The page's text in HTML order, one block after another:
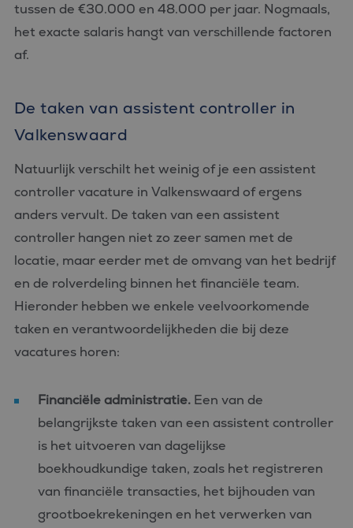
tussen de €30.000 en 48.000 per jaar. Nogmaals,
het exacte salaris hangt van verschillende factoren
af.
De taken van assistent controller in
Valkenswaard
Natuurlijk verschilt het weinig of je een assistent
controller vacature in Valkenswaard of ergens
anders vervult. De taken van een assistent
controller hangen niet zo zeer samen met de
locatie, maar eerder met de omvang van het bedrijf
en de rolverdeling binnen het financiële team.
Hieronder hebben we enkele veelvoorkomende
taken en verantwoordelijkheden die bij deze
vacatures horen:
Financiële administratie. Een van de
belangrijkste taken van een assistent controller
is het uitvoeren van dagelijkse
boekhoudkundige taken, zoals het registreren
van financiële transacties, het bijhouden van
grootboekrekeningen en het verwerken van